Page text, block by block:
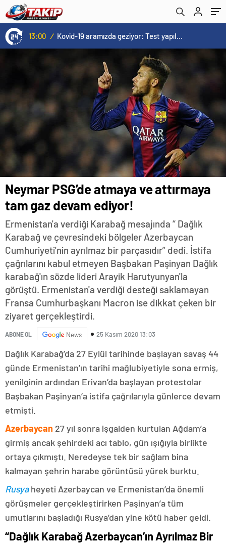
13:00 / Kovid-19 aramızda geziyor: Test yapılmadığı için kimse farkında değil
Neymar PSG’de atmaya ve attırmaya
tam gaz devam ediyor!
Ermenistan'a verdiği Karabağ mesajında “ Dağlık
Karabağ ve çevresindeki bölgeler Azerbaycan
Cumhuriyeti'nin ayrılmaz bir parçasıdır” dedi. İstifa
çağrılarını kabul etmeyen Başbakan Paşinyan Dağlık
karabağ'ın sözde lideri Arayik Harutyunyan'la
görüştü. Ermenistan'a verdiği desteği saklamayan
Fransa Cumhurbaşkanı Macron ise dikkat çeken bir
ziyaret gerçekleştirdi.
ABONE OL News 25 Kasım 2020 13:03
Dağlık Karabağ’da 27 Eylül tarihinde başlayan savaş 44
günde Ermenistan’ın tarihi mağlubiyetiyle sona ermiş,
yenilginin ardından Erivan’da başlayan protestolar
Başbakan Paşinyan’a istifa çağrılarıyla günlerce devam
etmişti.
Azerbaycan 27 yıl sonra işgalden kurtulan Ağdam’a
girmiş ancak şehirdeki acı tablo, gün ışığıyla birlikte
ortaya çıkmıştı. Neredeyse tek bir sağlam bina
kalmayan şehrin harabe görüntüsü yürek burktu.
Rusyaheyeti Azerbaycan ve Ermenistan’da önemli
görüşmeler gerçekleştirirken Paşinyan’a tüm
umutlarını başladığı Rusya’dan yine kötü haber geldi.
“Dağlık Karabağ Azerbaycan’ın Ayrılmaz Bir